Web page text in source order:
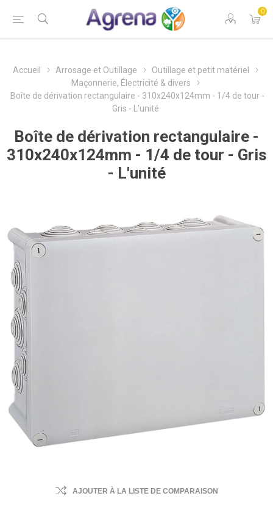
0
Accueil Arrosage et Outillage
Outillage et petit matériel
Maçonnerie, Électricité & divers
Boîte de dérivation rectangulaire - 310x240x124mm - 1/4 de tour -
Gris - L'unité
Boîte de dérivation rectangulaire -
310x240x124mm - 1/4 de tour - Gris
- L'unité
AJOUTER À LA LISTE DE COMPARAISON